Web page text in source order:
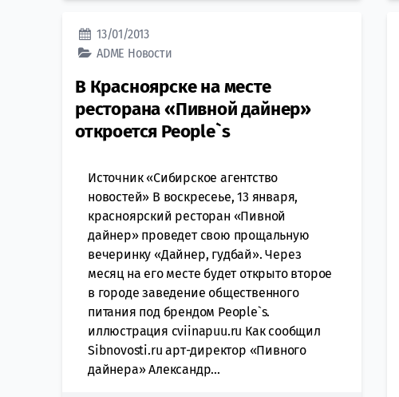
13/01/2013
ADME Новости
В Красноярске на месте
ресторана «Пивной дайнер»
откроется People`s
Источник «Сибирское агентство
новостей» В воскресеье, 13 января,
красноярский ресторан «Пивной
дайнер» проведет свою прощальную
вечеринку «Дайнер, гудбай». Через
месяц на его месте будет открыто второе
в городе заведение общественного
питания под брендом People`s.
иллюстрация сviinapuu.ru Как сообщил
Sibnovosti.ru арт-директор «Пивного
дайнера» Александр...